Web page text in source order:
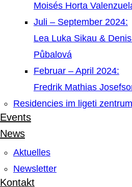
Moisés Horta
Juli – September 2024:
Lea Luka Sikau &
Půbalová
Februar – April 2024:
Fredrik Mathias
Residencies im ligeti zentrum
Events
News
Aktuelles
Newsletter
Kontakt